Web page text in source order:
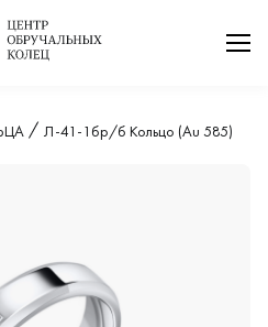
компании
Л-41-1бр/б Кольцо (Au 585)